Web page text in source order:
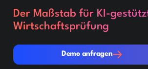
Der Maßstab für KI-
Wirtschaftsprüfung
Demo anfragen
Demo anfragen